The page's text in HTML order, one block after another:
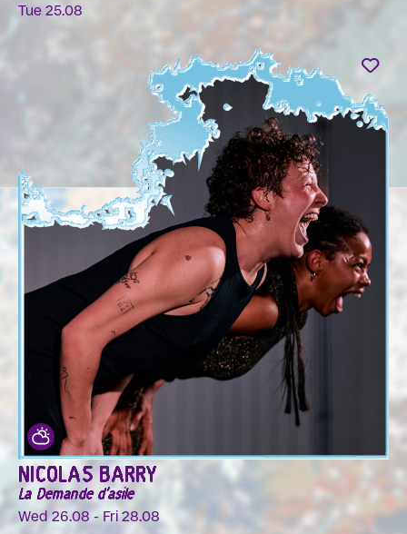
Tue 25.08
NICOLAS BARRY
La Demande d'asile
Wed 26.08 - Fri 28.08